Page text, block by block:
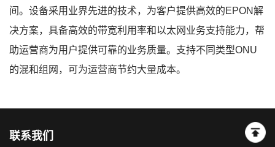
间。设备采用业界先进的技术，为客户提供高效的EPON解
决方案，具备高效的带宽利用率和以太网业务支持能力，帮
助运营商为用户提供可靠的业务质量。支持不同类型ONU
的混和组网，可为运营商节约大量成本。
联系我们